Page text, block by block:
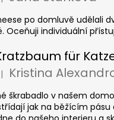
po domluvě udělali
Oceňuji individuální
Die Produktbewertung
| Kristina
škrabadlo v našem
jak na běžícím pásu